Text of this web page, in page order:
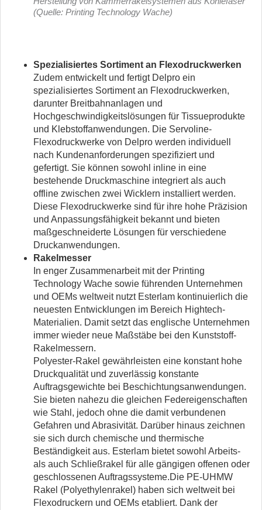
(Quelle: Printing Technology Wache)
Spezialisiertes Sortiment an Flexodruckwerken
Zudem entwickelt und fertigt Delpro ein
spezialisiertes Sortiment an Flexodruckwerken,
darunter Breitbahnanlagen und
Hochgeschwindigkeitslösungen für Tissueprodukte
und Klebstoffanwendungen. Die Servoline-
Flexodruckwerke von Delpro werden individuell
nach Kundenanforderungen spezifiziert und
gefertigt. Sie können sowohl inline in eine
bestehende Druckmaschine integriert als auch
offline zwischen zwei Wicklern installiert werden.
Diese Flexodruckwerke sind für ihre hohe Präzision
und Anpassungsfähigkeit bekannt und bieten
maßgeschneiderte Lösungen für verschiedene
Druckanwendungen.
Rakelmesser
In enger Zusammenarbeit mit der Printing
Technology Wache sowie führenden Unternehmen
und OEMs weltweit nutzt Esterlam kontinuierlich die
neuesten Entwicklungen im Bereich Hightech-
Materialien. Damit setzt das englische Unternehmen
immer wieder neue Maßstäbe bei den Kunststoff-
Rakelmessern.
Polyester-Rakel gewährleisten eine konstant hohe
Druckqualität und zuverlässig konstante
Auftragsgewichte bei Beschichtungsanwendungen.
Sie bieten nahezu die gleichen Federeigenschaften
wie Stahl, jedoch ohne die damit verbundenen
Gefahren und Abrasivität. Darüber hinaus zeichnen
sie sich durch chemische und thermische
Beständigkeit aus. Esterlam bietet sowohl Arbeits-
als auch Schließrakel für alle gängigen offenen oder
geschlossenen Auftragssysteme.Die PE-UHMW
Rakel (Polyethylenrakel) haben sich weltweit bei
Flexodruckern und OEMs etabliert. Dank der